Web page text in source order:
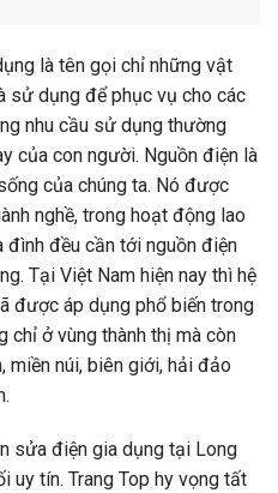
là tên gọi chỉ những vật
sử dụng để phục vụ cho các
nhu cầu sử dụng thường
của con người. Nguồn điện là
của chúng ta. Nó được
nghề, trong hoạt động lao
đình đều cần tới nguồn điện
Tại Việt Nam hiện nay thì hệ
được áp dụng phổ biến trong
chỉ ở vùng thành thị mà còn
miền núi, biên giới, hải đảo
sửa điện gia dụng tại Long
uy tín. Trang Top hy vọng tất